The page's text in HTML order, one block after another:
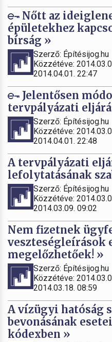
Nőtt az
épületekhez
bírság »
Szerző: Építésijog.hu
Közzétéve:
2014.04.01. 22:47
Jelentősen
tervpályázati
Szerző: Építésijog.hu
Közzétéve:
2014.04.01. 22:48
A tervpályázati
lefolytatásának
Szerző: Építésijog.hu
Közzétéve:
2014.03.09. 09:02
Nem fizetnek
veszteségleírások
megelőzhetőek! »
Szerző: Építésijog.hu
Közzétéve:
2014.03.18. 08:59
A vízügyi hatóság
bevonásának
kódexben »